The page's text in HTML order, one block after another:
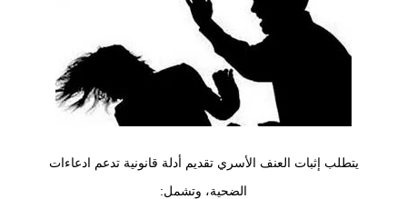
يتطلب إثبات العنف الأسري تقديم أدلة قانونية تدعم ادعاءات
الضحية، وتشمل: